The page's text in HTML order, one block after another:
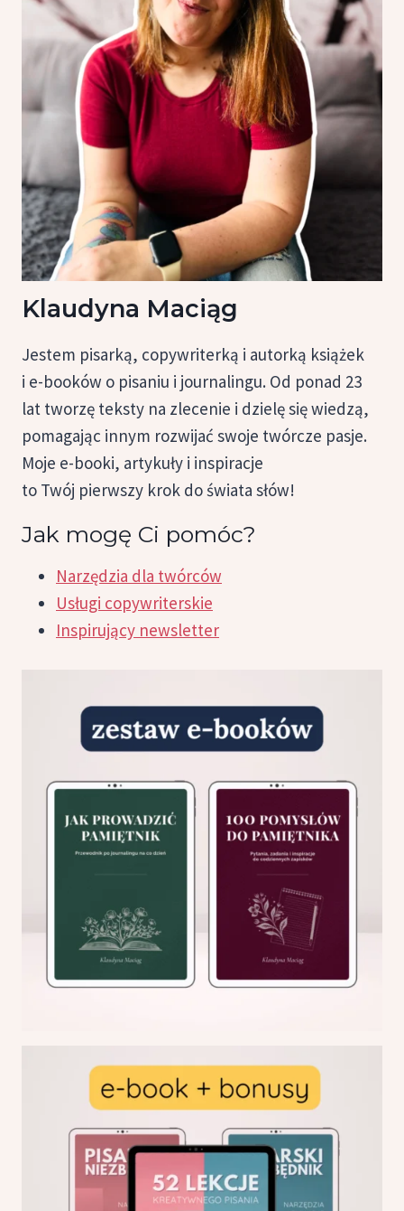
Klaudyna Maciąg
Jestem pisarką, copywriterką i autorką książek
i e-booków o pisaniu i journalingu. Od ponad 23
lat tworzę teksty na zlecenie i dzielę się wiedzą,
pomagając innym rozwijać swoje twórcze pasje.
Moje e-booki, artykuły i inspiracje
to Twój pierwszy krok do świata słów!
Jak mogę Ci pomóc?
Narzędzia dla twórców
Usługi copywriterskie
Inspirujący newsletter